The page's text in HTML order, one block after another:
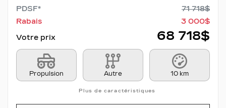
PDSF*
71 718$
Rabais
3 000$
Votre prix
68 718$
Propulsion Autre 10 km
Plus de caractéristiques